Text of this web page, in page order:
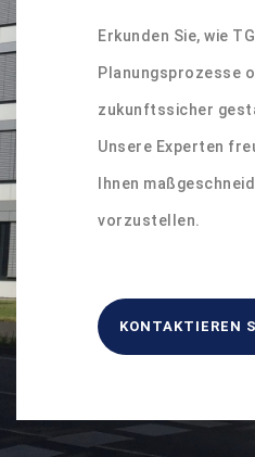
Erkunden Sie, wie
Planungsprozesse
zukunftssicher
Unsere Experten
Ihnen
vorzustellen.
KONTAKTIEREN